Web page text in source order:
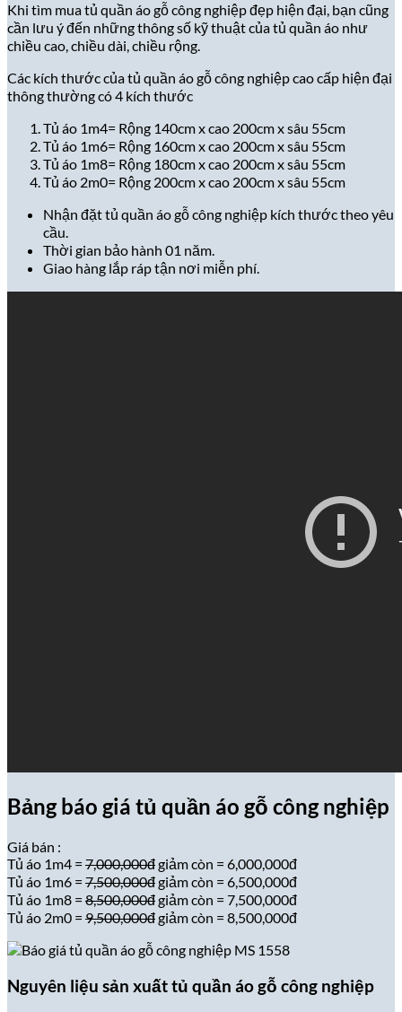
Khi tìm mua tủ quần áo gỗ công nghiệpđẹp hiện đại, bạn cũng
cần lưu ý đến những thông số kỹ thuật của tủ quần áo như
chiều cao, chiều dài, chiều rộng.
Các kích thước của tủ quần áo gỗ công nghiệp cao cấp hiện đại
thông thường có 4 kích thước
Tủ áo 1m4= Rộng 140cm x cao 200cm x sâu 55cm
Tủ áo 1m6= Rộng 160cm x cao 200cm x sâu 55cm
Tủ áo 1m8= Rộng 180cm x cao 200cm x sâu 55cm
Tủ áo 2m0= Rộng 200cm x cao 200cm x sâu 55cm
Nhận đặt tủ quần áo gỗ công nghiệp kích thước theo yêu
cầu.
Thời gian bảo hành 01 năm.
Giao hàng lắp ráp tận nơi miễn phí.
Bảng báo giá tủ quần áo gỗ công nghiệp
Giá bán :
Tủ áo 1m4 = 7,000,000đgiảm còn = 6,000,000đ
Tủ áo 1m6 = 7,500,000đgiảm còn = 6,500,000đ
Tủ áo 1m8 = 8,500,000đgiảm còn = 7,500,000đ
Tủ áo 2m0 = 9,500,000đgiảm còn = 8,500,000đ
Nguyên liệu sản xuất tủ quần áo gỗ công nghiệp